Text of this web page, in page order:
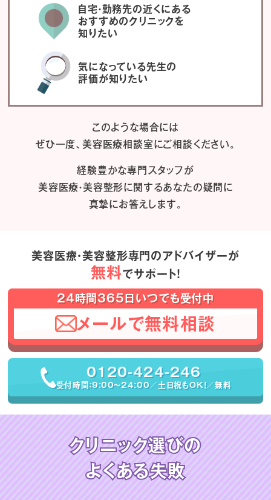
自宅・勤務先の近くにある
おすすめのクリニックを
知りたい
気になっている先生の
評価が知りたい
このような場合には
ぜひ一度、美容医療相談室にご相談ください。
経験豊かな専門スタッフが
美容医療・美容整形に関するあなたの疑問に
真摯にお答えします。
美容医療・美容整形専門のアドバイザーが
無料でサポート！
24時間365日いつでも受付中
メールで無料相談
0120-424-246
受付時間：9:00〜24:00／土日祝もOK！／無料
クリニック選びの
よくある失敗